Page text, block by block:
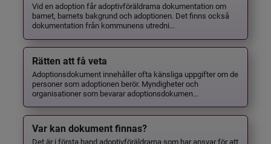
Vid en adoption får adoptivföräldrarna dokumentation om
barnet, barnets bakgrund och adoptionen. Det finns också
dokumentation från kommunens utredni...
Rätten att få veta
Adoptionsdokument innehåller ofta känsliga uppgifter om de
personer som adoptionen berör. Myndigheter och
organisationer som bevarar adoptionsdokumen...
Var kan dokument finnas?
Det är i första hand adoptivföräldrarna som har ansvar för att